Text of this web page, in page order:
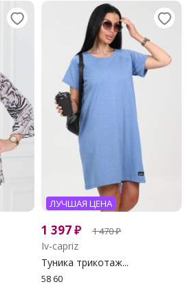
ЛУЧШАЯ ЦЕНА
1 397₽ 1 470₽
Iv-capriz
Туника трикотаж...
58 60